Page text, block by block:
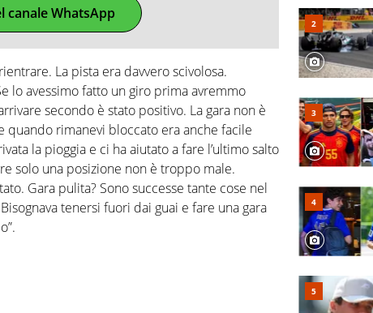
canale WhatsApp
La pista era davvero scivolosa.
lo avessimo fatto un giro prima avremmo
secondo è stato positivo. La gara non è
quando rimanevi bloccato era anche facile
la pioggia e ci ha aiutato a fare l’ultimo salto
solo una posizione non è troppo male.
Gara pulita? Sono successe tante cose nel
tenersi fuori dai guai e fare una gara